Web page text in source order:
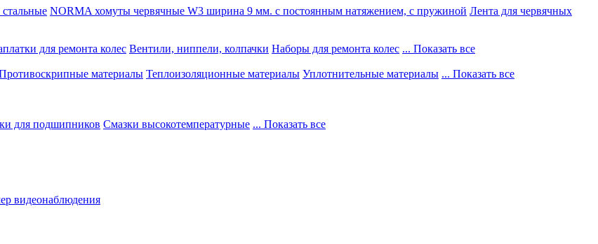
NORMA хомуты червячные W3 ширина 9 мм. с постоянным натяжением, с пружиной Лента для червячных
для ремонта колес Вентили, ниппели, колпачки Наборы для ремонта колес ... Показать все
материалы Теплоизоляционные материалы Уплотнительные материалы ... Показать все
для подшипников Смазки высокотемпературные ... Показать все
видеонаблюдения